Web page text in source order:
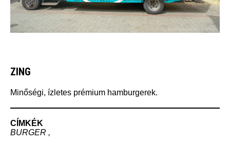
ZING
Minőségi, ízletes prémium hamburgerek.
CÍMKÉK
BURGER